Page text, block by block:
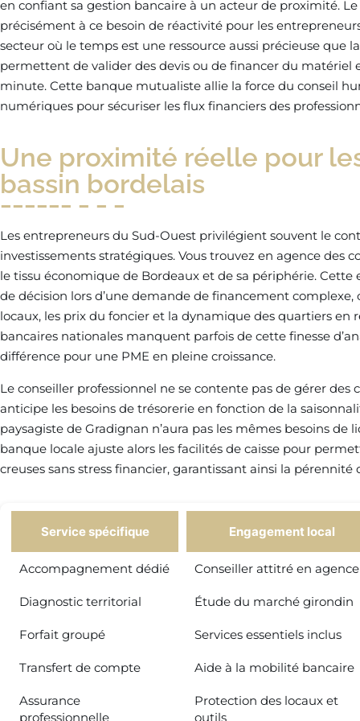
en confiant sa gestion bancaire à un acteur de proximité.
précisément à ce besoin de réactivité pour les
secteur où le temps est une ressource aussi précieuse que
permettent de valider des devis ou de financer du matériel
minute. Cette banque mutualiste allie la force du conseil
numériques pour sécuriser les flux financiers des
Une proximité réelle pour
bassin bordelais
Les entrepreneurs du Sud-Ouest privilégient souvent le
investissements stratégiques. Vous trouvez en agence des
le tissu économique de Bordeaux et de sa périphérie.
de décision lors d’une demande de financement
locaux, les prix du foncier et la dynamique des quartiers en
bancaires nationales manquent parfois de cette finesse
différence pour une PME en pleine croissance.
Le conseiller professionnel ne se contente pas de gérer
anticipe les besoins de trésorerie en fonction de la
paysagiste de Gradignan n’aura pas les mêmes besoins de
banque locale ajuste alors les facilités de caisse pour
creuses sans stress financier, garantissant ainsi la pérennité
Service spécifique Engagement local
Accompagnement dédié Conseiller attitré en agence
Diagnostic territorial Étude du marché girondin
Forfait groupé Services essentiels inclus
Transfert de compte Aide à la mobilité bancaire
Assurance
professionnelle
Protection des locaux et
outils